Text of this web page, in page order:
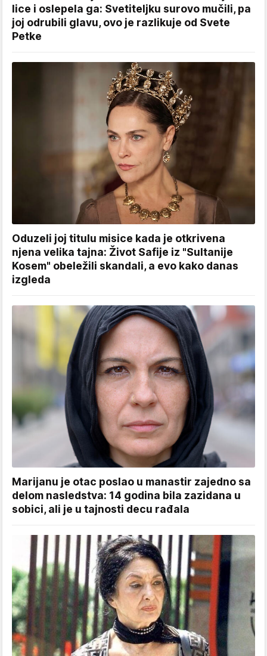
lice i oslepela ga: Svetiteljku surovo mučili, pa
joj odrubili glavu, ovo je razlikuje od Svete
Petke
Oduzeli joj titulu misice kada je otkrivena
njena velika tajna: Život Safije iz "Sultanije
Kosem" obeležili skandali, a evo kako danas
izgleda
Marijanu je otac poslao u manastir zajedno sa
delom nasledstva: 14 godina bila zazidana u
sobici, ali je u tajnosti decu rađala